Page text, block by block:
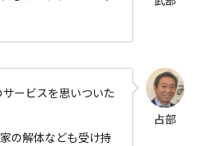
ービスを思いついた
の解体なども受け持
占部